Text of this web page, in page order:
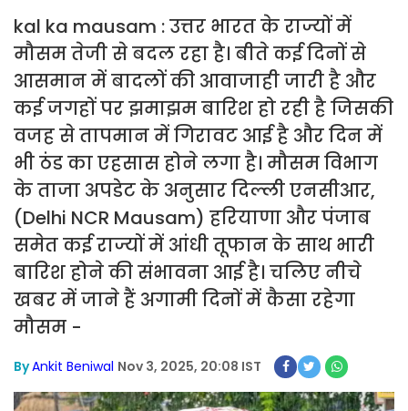
kal ka mausam : उत्तर भारत के राज्यों में
मौसम तेजी से बदल रहा है। बीते कई दिनों से
आसमान में बादलों की आवाजाही जारी है और
कई जगहों पर झमाझम बारिश हो रही है जिसकी
वजह से तापमान में गिरावट आई है और दिन में
भी ठंड का एहसास होने लगा है। मौसम विभाग
के ताजा अपडेट के अनुसार दिल्ली एनसीआर,
(Delhi NCR Mausam) हरियाणा और पंजाब
समेत कई राज्यों में आंधी तूफान के साथ भारी
बारिश होने की संभावना आई है। चलिए नीचे
खबर में जाने हैं अगामी दिनों में कैसा रहेगा
मौसम -
ByAnkit Beniwal Nov 3, 2025, 20:08 IST